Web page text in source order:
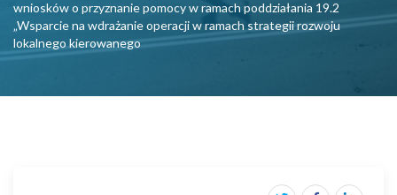
wniosków o przyznanie pomocy w ramach poddziałania 19.2
„Wsparcie na wdrażanie operacji w ramach strategii rozwoju
lokalnego kierowanego